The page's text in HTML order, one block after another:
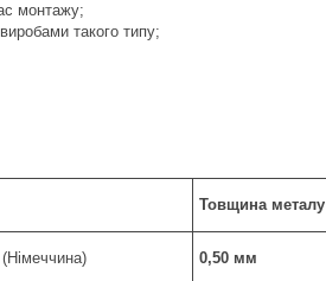
монтажу;
такого типу;
Товщина металу
0,50 мм